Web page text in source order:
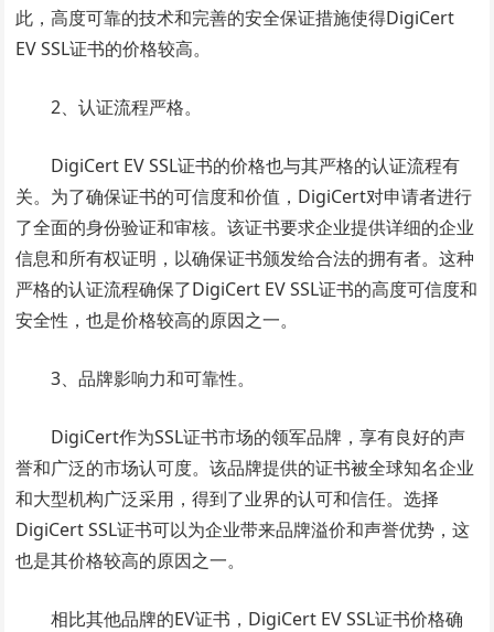
此，高度可靠的技术和完善的安全保证措施使得DigiCert
EV SSL证书的价格较高。
2、认证流程严格。
DigiCert EV SSL证书的价格也与其严格的认证流程有
关。为了确保证书的可信度和价值，DigiCert对申请者进行
了全面的身份验证和审核。该证书要求企业提供详细的企业
信息和所有权证明，以确保证书颁发给合法的拥有者。这种
严格的认证流程确保了DigiCert EV SSL证书的高度可信度和
安全性，也是价格较高的原因之一。
3、品牌影响力和可靠性。
DigiCert作为SSL证书市场的领军品牌，享有良好的声
誉和广泛的市场认可度。该品牌提供的证书被全球知名企业
和大型机构广泛采用，得到了业界的认可和信任。选择
DigiCert SSL证书可以为企业带来品牌溢价和声誉优势，这
也是其价格较高的原因之一。
相比其他品牌的EV证书，DigiCert EV SSL证书价格确